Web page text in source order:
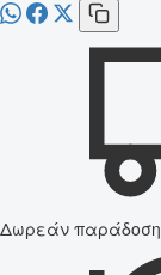
Δωρεάν παράδοση